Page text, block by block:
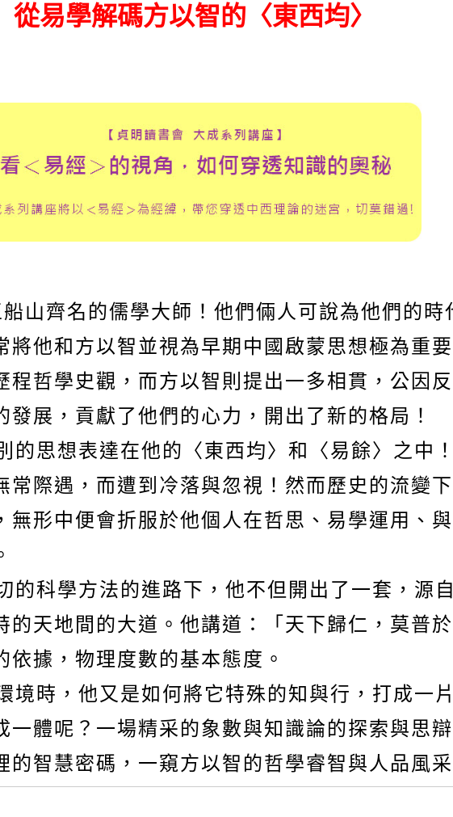
從易學解碼方以智的〈東西均〉
齊名的儒學大師！他們倆人可說為他們的時
他和方以智並視為早期中國啟蒙思想極為重
程哲學史觀，而方以智則提出一多相貫，公因
展，貢獻了他們的心力，開出了新的格局！
思想表達在他的〈東西均〉和〈易餘〉之中
常際遇，而遭到冷落與忽視！然而歷史的流變
形中便會折服於他個人在哲思、易學運用、
的科學方法的進路下，他不但開出了一套，源
天地間的大道。他講道：「天下歸仁，莫普
據，物理度數的基本態度。
境時，他又是如何將它特殊的知與行，打成一
一體呢？一場精采的象數與知識論的探索與思
智慧密碼，一窺方以智的哲學睿智與人品風采